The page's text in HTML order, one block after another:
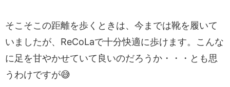
そこそこの距離を歩くときは、今までは靴を履いて
いましたが、ReCoLaで十分快適に歩けます。こんな
に足を甘やかせていて良いのだろうか・・・とも思
うわけですが😅